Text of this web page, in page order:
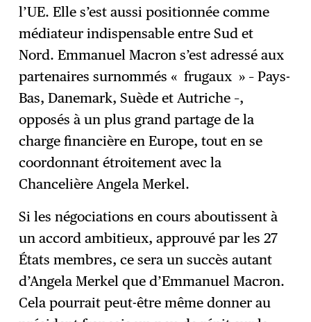
l’UE. Elle s’est aussi positionnée comme
médiateur indispensable entre Sud et
Nord. Emmanuel Macron s’est adressé aux
partenaires surnommés « frugaux » – Pays-
Bas, Danemark, Suède et Autriche –,
opposés à un plus grand partage de la
charge financière en Europe, tout en se
coordonnant étroitement avec la
Chancelière Angela Merkel.
Si les négociations en cours aboutissent à
un accord ambitieux, approuvé par les 27
États membres, ce sera un succès autant
d’Angela Merkel que d’Emmanuel Macron.
Cela pourrait peut-être même donner au